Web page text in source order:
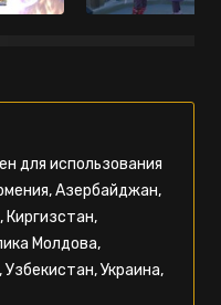
для использования
Азербайджан,
Киргизстан,
Молдова,
Украина,